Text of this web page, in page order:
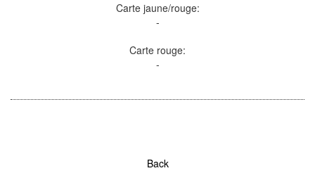
Carte jaune/rouge:
-
Carte rouge:
-
Back